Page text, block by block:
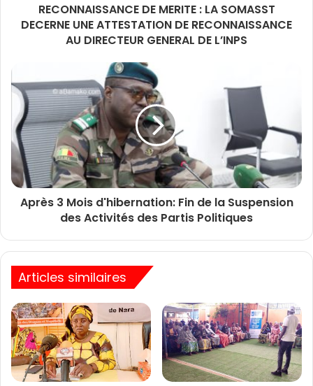
RECONNAISSANCE DE MERITE : LA SOMASST
DECERNE UNE ATTESTATION DE RECONNAISSANCE
AU DIRECTEUR GENERAL DE L’INPS
Après 3 Mois d'hibernation: Fin de la Suspension
des Activités des Partis Politiques
Articles similaires